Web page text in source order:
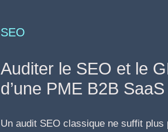
SEO
Auditer le SEO et le
d’une PME B2B SaaS
Un audit SEO classique ne suffit plus